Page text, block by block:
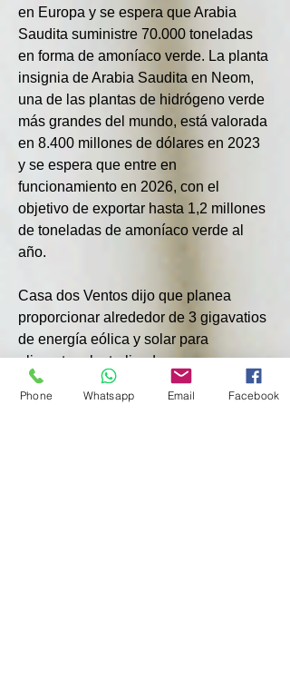
en Europa y se espera que Arabia
Saudita suministre 70.000 toneladas
en forma de amoníaco verde. La planta
insignia de Arabia Saudita en Neom,
una de las plantas de hidrógeno verde
más grandes del mundo, está valorada
en 8.400 millones de dólares en 2023
y se espera que entre en
funcionamiento en 2026, con el
objetivo de exportar hasta 1,2 millones
de toneladas de amoníaco verde al
año.
Casa dos Ventos dijo que planea
proporcionar alrededor de 3 gigavatios
de energía eólica y solar para
alimentar electrolizadores que
producen hidrógeno “verde”. Casa dos
Ventos dijo que el desarrollo de
Phone Whatsapp Email Facebook